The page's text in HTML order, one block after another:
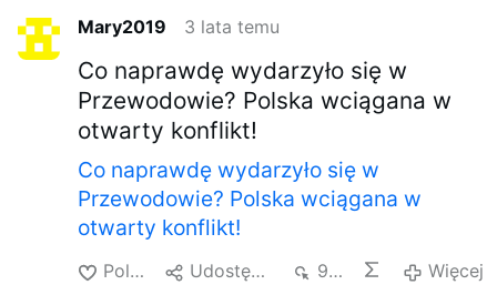
Mary2019 3 lata temu
Co naprawdę wydarzyło się w
Przewodowie? Polska wciągana w
otwarty konflikt!
Co naprawdę wydarzyło się w
Przewodowie? Polska wciągana w
otwarty konflikt!
Polub Udostępnij 951 Więcej